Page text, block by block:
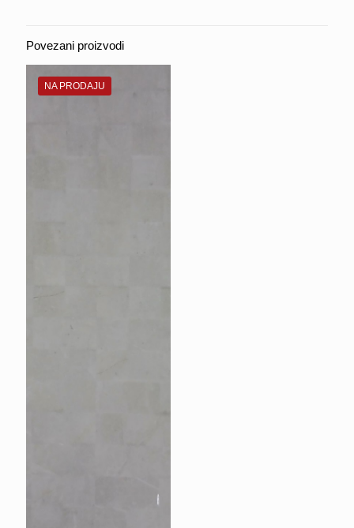
Povezani proizvodi
NA PRODAJU